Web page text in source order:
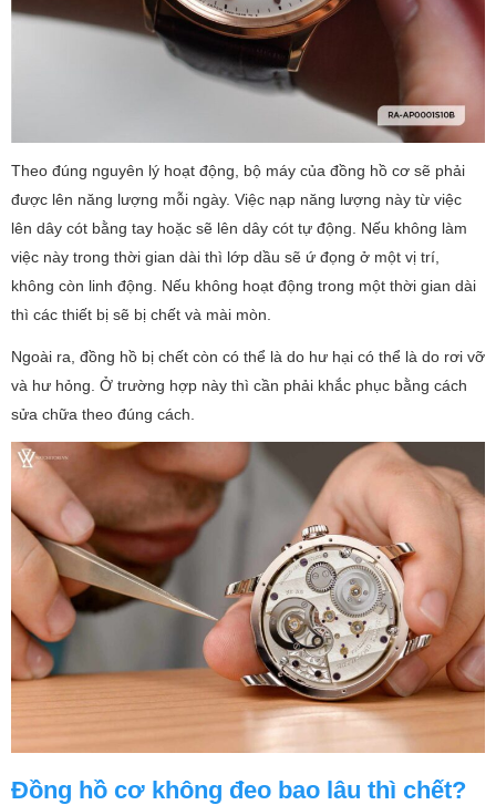
Theo đúng nguyên lý hoạt động, bộ máy của đồng hồ cơ sẽ phải
được lên năng lượng mỗi ngày. Việc nạp năng lượng này từ việc
lên dây cót bằng tay hoặc sẽ lên dây cót tự động. Nếu không làm
việc này trong thời gian dài thì lớp dầu sẽ ứ đọng ở một vị trí,
không còn linh động. Nếu không hoạt động trong một thời gian dài
thì các thiết bị sẽ bị chết và mài mòn.
Ngoài ra, đồng hồ bị chết còn có thể là do hư hại có thể là do rơi vỡ
và hư hỏng. Ở trường hợp này thì cần phải khắc phục bằng cách
sửa chữa theo đúng cách.
Đồng hồ cơ không đeo bao lâu thì chết?